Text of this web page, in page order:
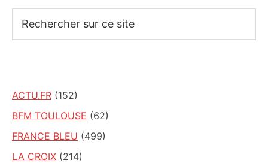
sur
ACTU.FR (152)
BFM TOULOUSE (62)
FRANCE BLEU (499)
LA CROIX (214)